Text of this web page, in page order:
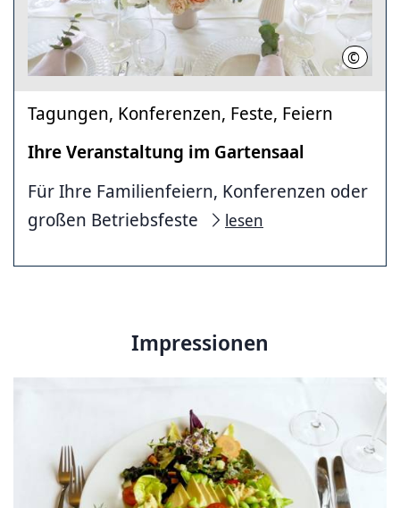
© LHH
Tagungen, Konferenzen, Feste, Feiern
Ihre Veranstaltung im Gartensaal
Für Ihre Familienfeiern, Konferenzen oder
großen Betriebsfeste
lesen
Impressionen